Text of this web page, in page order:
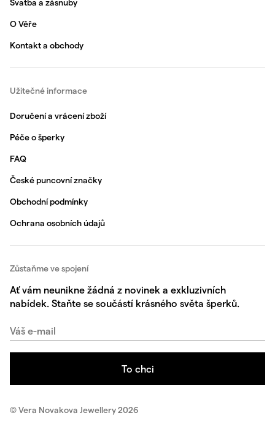
Svatba a zásnuby
O Věře
Kontakt a obchody
Užitečné informace
Doručení a vrácení zboží
Péče o šperky
FAQ
České puncovní značky
Obchodní podmínky
Ochrana osobních údajů
Zůstaňme ve spojení
Ať vám neunikne žádná z novinek a exkluzivních
nabídek. Staňte se součástí krásného světa šperků.
© Vera Novakova Jewellery 2026